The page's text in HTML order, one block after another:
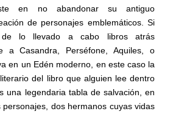
en no abandonar su antiguo
de personajes emblemáticos. Si
lo llevado a cabo libros atrás
a Casandra, Perséfone, Aquiles, o
en un Edén moderno, en este caso la
del libro que alguien lee dentro
una legendaria tabla de salvación, en
dos hermanos cuyas vidas